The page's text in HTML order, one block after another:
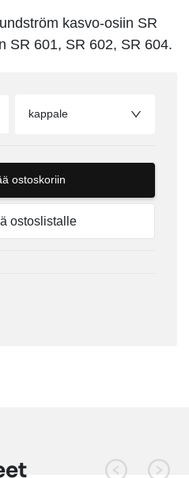
kasvo-osiin SR
SR 601, SR 602, SR 604.
kappale
ostoskoriin
ostoslistalle